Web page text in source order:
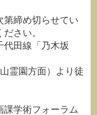
切らせてい
さい。
代田線「乃木坂
方面）より徒
学術フォーラム